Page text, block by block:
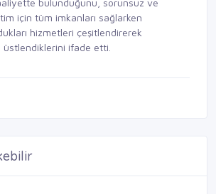
bulunduğunu, sorunsuz ve
için tüm imkanları sağlarken
hizmetleri çeşitlendirerek
ifade etti.